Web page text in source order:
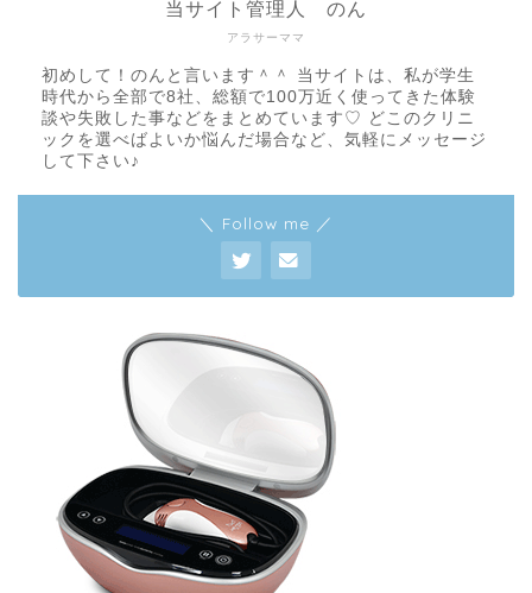
アラサーママ
当サイト管理人 のん
初めして！のんと言います＾＾ 当サイトは、私が学生
時代から全部で8社、総額で100万近く使ってきた体験
談や失敗した事などをまとめています♡ どこのクリニ
ックを選べばよいか悩んだ場合など、気軽にメッセージ
して下さい♪
＼ Follow me ／